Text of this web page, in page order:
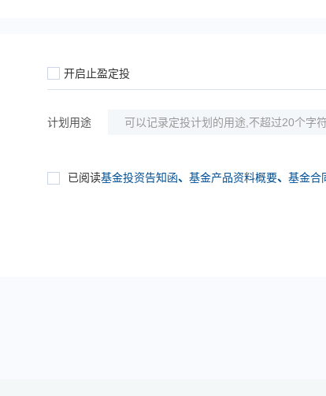
开启止盈定投
计划用途
已阅读基金投资告知函、 基金产品资料概要、 基金合